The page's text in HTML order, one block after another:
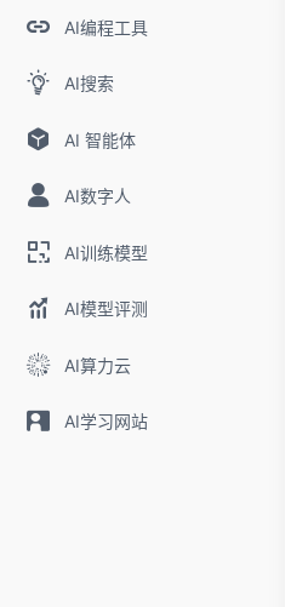
AI编程工具
AI搜索
AI 智能体
AI数字人
AI训练模型
AI模型评测
AI算力云
AI学习网站